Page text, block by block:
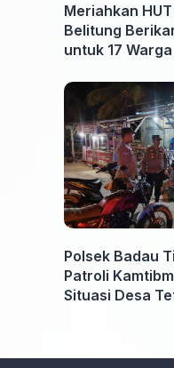
Meriahkan
Belitung
untuk 17
Polsek Badau
Patroli
Situasi Desa